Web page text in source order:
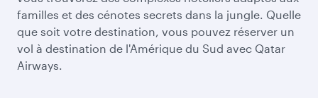
familles et des cénotes secrets dans la jungle. Quelle
que soit votre destination, vous pouvez réserver un
vol à destination de l'Amérique du Sud avec Qatar
Airways.